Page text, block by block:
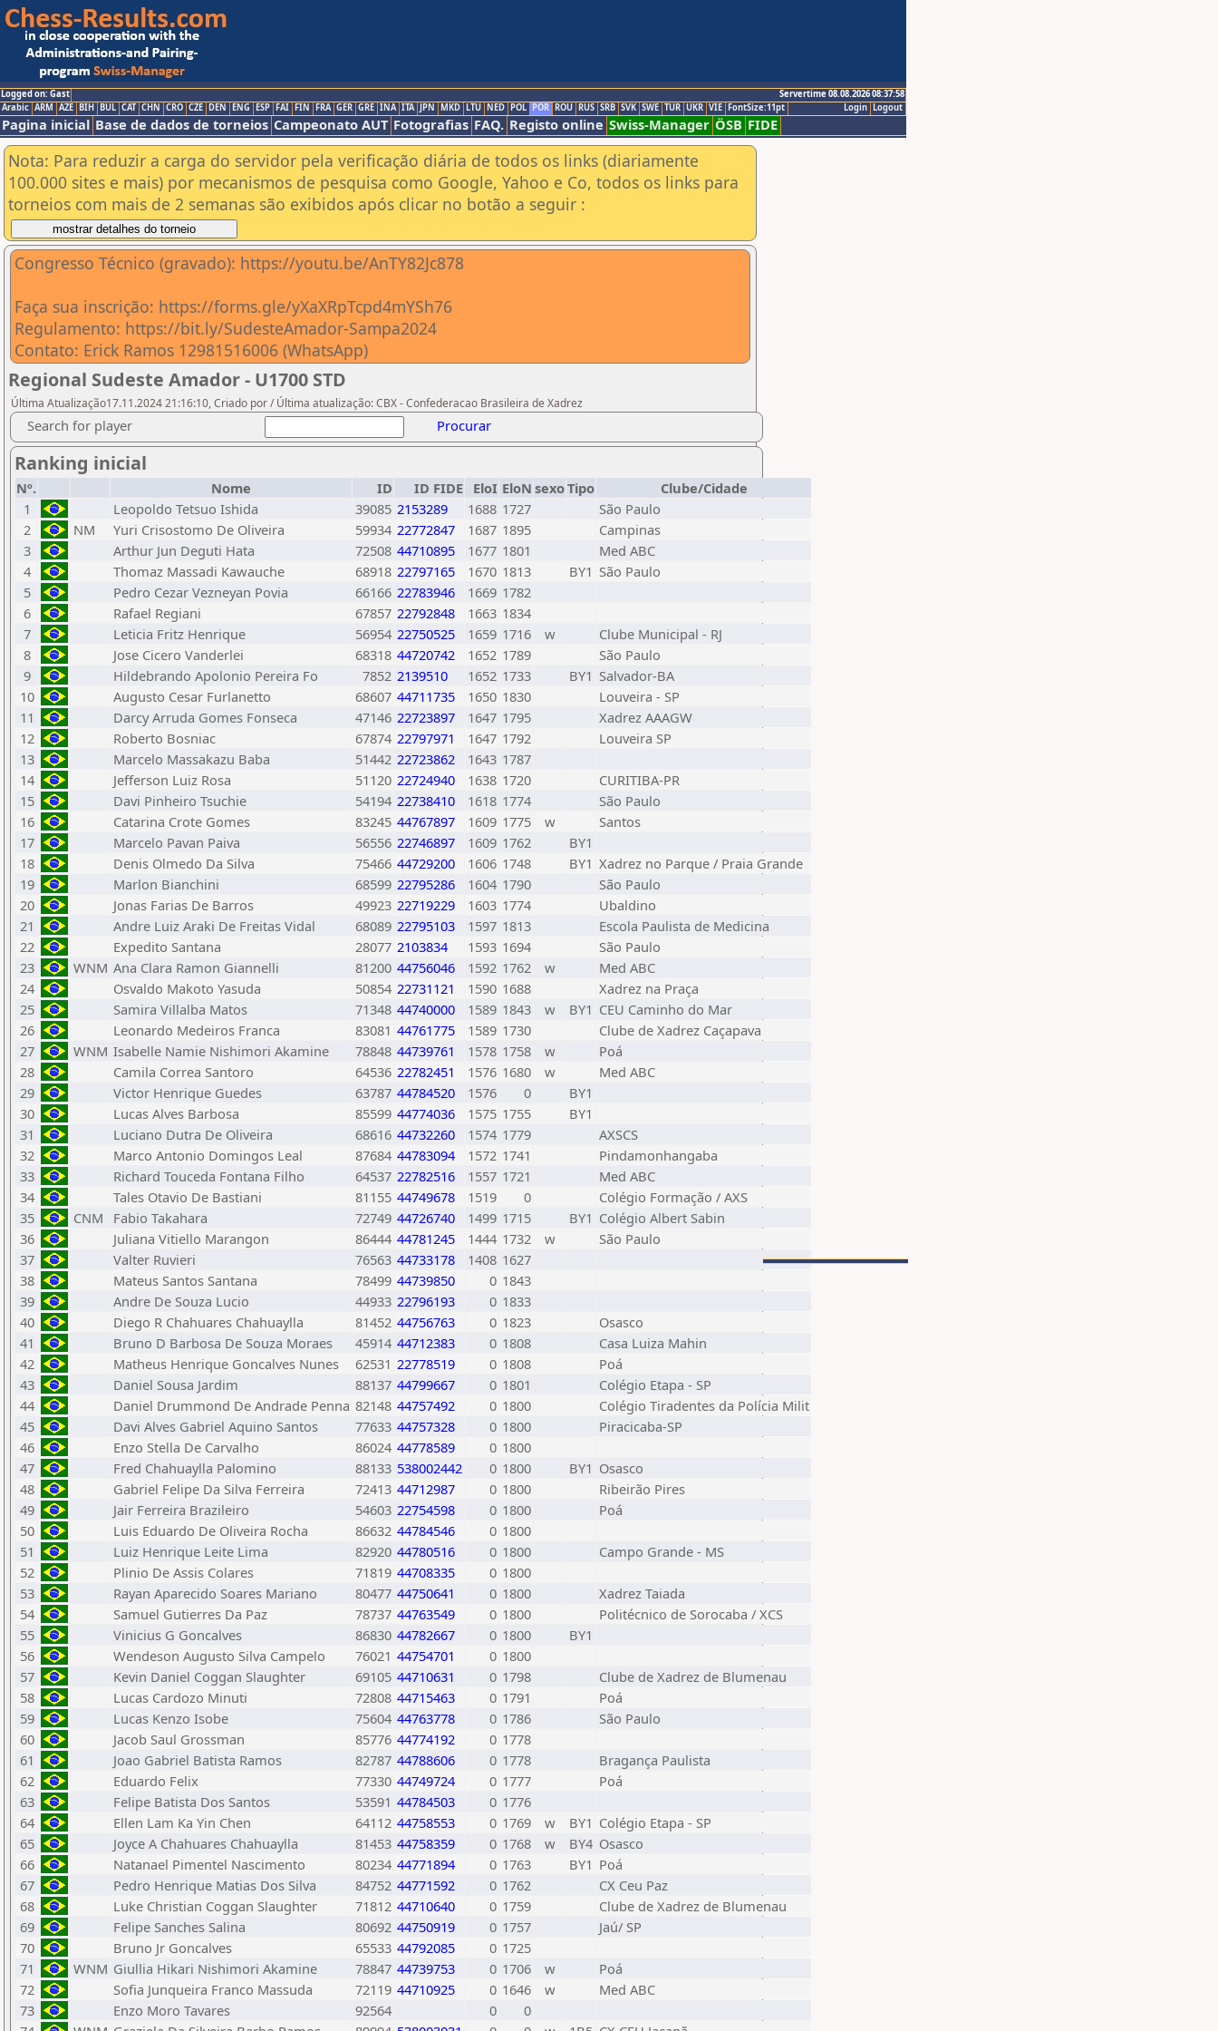
Logged on: Gast
Servertime 08.08.2026 08:37:58
Logout
Login
Arabic ARM AZE BIH BUL CAT CHN CRO CZE DEN ENG ESP FAI FIN FRA GER GRE INA ITA JPN MKD LTU NED POL POR ROU RUS SRB SVK SWE TUR UKR VIE FontSize:11pt
Pagina inicial Base de dados de torneios Campeonato AUT Fotografias FAQ. Registo online Swiss-Manager ÖSB FIDE
Nota: Para reduzir a carga do servidor pela verificação diária de todos os links (diariamente
100.000 sites e mais) por mecanismos de pesquisa como Google, Yahoo e Co, todos os links para
torneios com mais de 2 semanas são exibidos após clicar no botão a seguir :
Congresso Técnico (gravado): https://youtu.be/AnTY82Jc878
Faça sua inscrição: https://forms.gle/yXaXRpTcpd4mYSh76
Regulamento: https://bit.ly/SudesteAmador-Sampa2024
Contato: Erick Ramos 12981516006 (WhatsApp)
Regional Sudeste Amador - U1700 STD
Última Atualização17.11.2024 21:16:10, Criado por / Última atualização: CBX - Confederacao Brasileira de Xadrez
Search for player Procurar
Ranking inicial
Nº. Nome ID ID FIDE EloI EloN sexoTipo
Clube/Cidade
1
Leopoldo Tetsuo Ishida 39085 2153289 1688 1727
São Paulo
2
NM Yuri Crisostomo De Oliveira 59934 22772847 1687 1895
Campinas
3
Arthur Jun Deguti Hata 72508 44710895 1677 1801
Med ABC
4
Thomaz Massadi Kawauche 68918 22797165 1670 1813 BY1 São Paulo
5
Pedro Cezar Vezneyan Povia 66166 22783946 1669 1782
6
Rafael Regiani 67857 22792848 1663 1834
7
Leticia Fritz Henrique 56954 22750525 1659 1716 w
Clube Municipal - RJ
8
Jose Cicero Vanderlei 68318 44720742 1652 1789
São Paulo
9
Hildebrando Apolonio Pereira Fo 7852 2139510 1652 1733 BY1 Salvador-BA
10
Augusto Cesar Furlanetto 68607 44711735 1650 1830
Louveira - SP
11
Darcy Arruda Gomes Fonseca 47146 22723897 1647 1795
Xadrez AAAGW
12
Roberto Bosniac 67874 22797971 1647 1792
Louveira SP
13
Marcelo Massakazu Baba 51442 22723862 1643 1787
14
Jefferson Luiz Rosa 51120 22724940 1638 1720
CURITIBA-PR
15
Davi Pinheiro Tsuchie 54194 22738410 1618 1774
São Paulo
16
Catarina Crote Gomes 83245 44767897 1609 1775 w
Santos
17
Marcelo Pavan Paiva 56556 22746897 1609 1762
BY1
18
Denis Olmedo Da Silva 75466 44729200 1606 1748 BY1 Xadrez no Parque / Praia Grande
19
Marlon Bianchini 68599 22795286 1604 1790
São Paulo
20
Jonas Farias De Barros 49923 22719229 1603 1774
Ubaldino
21
Andre Luiz Araki De Freitas Vidal 68089 22795103 1597 1813
Escola Paulista de Medicina
22
Expedito Santana 28077 2103834 1593 1694
São Paulo
23
WNM Ana Clara Ramon Giannelli 81200 44756046 1592 1762 w
Med ABC
24
Osvaldo Makoto Yasuda 50854 22731121 1590 1688
Xadrez na Praça
25
Samira Villalba Matos 71348 44740000 1589 1843 w BY1 CEU Caminho do Mar
26
Leonardo Medeiros Franca 83081 44761775 1589 1730
Clube de Xadrez Caçapava
27
WNM Isabelle Namie Nishimori Akamine 78848 44739761 1578 1758 w
Poá
28
Camila Correa Santoro 64536 22782451 1576 1680 w
Med ABC
29
Victor Henrique Guedes 63787 44784520 1576 0
BY1
30
Lucas Alves Barbosa 85599 44774036 1575 1755
BY1
31
Luciano Dutra De Oliveira 68616 44732260 1574 1779
AXSCS
32
Marco Antonio Domingos Leal 87684 44783094 1572 1741
Pindamonhangaba
33
Richard Touceda Fontana Filho 64537 22782516 1557 1721
Med ABC
34
Tales Otavio De Bastiani 81155 44749678 1519 0
Colégio Formação / AXS
35
CNM Fabio Takahara 72749 44726740 1499 1715 BY1 Colégio Albert Sabin
36
Juliana Vitiello Marangon 86444 44781245 1444 1732 w
São Paulo
37
Valter Ruvieri 76563 44733178 1408 1627
38
Mateus Santos Santana 78499 44739850 0 1843
39
Andre De Souza Lucio 44933 22796193 0 1833
40
Diego R Chahuares Chahuaylla 81452 44756763 0 1823
Osasco
41
Bruno D Barbosa De Souza Moraes 45914 44712383 0 1808
Casa Luiza Mahin
42
Matheus Henrique Goncalves Nunes 62531 22778519 0 1808
Poá
43
Daniel Sousa Jardim 88137 44799667 0 1801
Colégio Etapa - SP
44
Daniel Drummond De Andrade Penna 82148 44757492 0 1800
Colégio Tiradentes da Polícia Milit
45
Davi Alves Gabriel Aquino Santos 77633 44757328 0 1800
Piracicaba-SP
46
Enzo Stella De Carvalho 86024 44778589 0 1800
47
Fred Chahuaylla Palomino 88133 538002442 0 1800 BY1 Osasco
48
Gabriel Felipe Da Silva Ferreira 72413 44712987 0 1800
Ribeirão Pires
49
Jair Ferreira Brazileiro 54603 22754598 0 1800
Poá
50
Luis Eduardo De Oliveira Rocha 86632 44784546 0 1800
51
Luiz Henrique Leite Lima 82920 44780516 0 1800
Campo Grande - MS
52
Plinio De Assis Colares 71819 44708335 0 1800
53
Rayan Aparecido Soares Mariano 80477 44750641 0 1800
Xadrez Taiada
54
Samuel Gutierres Da Paz 78737 44763549 0 1800
Politécnico de Sorocaba / XCS
55
Vinicius G Goncalves 86830 44782667 0 1800
BY1
56
Wendeson Augusto Silva Campelo 76021 44754701 0 1800
57
Kevin Daniel Coggan Slaughter 69105 44710631 0 1798
Clube de Xadrez de Blumenau
58
Lucas Cardozo Minuti 72808 44715463 0 1791
Poá
59
Lucas Kenzo Isobe 75604 44763778 0 1786
São Paulo
60
Jacob Saul Grossman 85776 44774192 0 1778
61
Joao Gabriel Batista Ramos 82787 44788606 0 1778
Bragança Paulista
62
Eduardo Felix 77330 44749724 0 1777
Poá
63
Felipe Batista Dos Santos 53591 44784503 0 1776
64
Ellen Lam Ka Yin Chen 64112 44758553 0 1769 w BY1 Colégio Etapa - SP
65
Joyce A Chahuares Chahuaylla 81453 44758359 0 1768 w BY4 Osasco
66
Natanael Pimentel Nascimento 80234 44771894 0 1763 BY1 Poá
67
Pedro Henrique Matias Dos Silva 84752 44771592 0 1762
CX Ceu Paz
68
Luke Christian Coggan Slaughter 71812 44710640 0 1759
Clube de Xadrez de Blumenau
69
Felipe Sanches Salina 80692 44750919 0 1757
Jaú/ SP
70
Bruno Jr Goncalves 65533 44792085 0 1725
71
WNM Giullia Hikari Nishimori Akamine 78847 44739753 0 1706 w
Poá
72
Sofia Junqueira Franco Massuda 72119 44710925 0 1646 w
Med ABC
73
Enzo Moro Tavares 92564 0
0